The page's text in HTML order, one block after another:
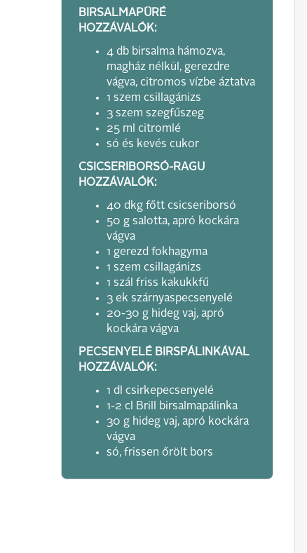
BIRSALMAPÜRÉ
HOZZÁVALÓK:
4 db birsalma hámozva,
magház nélkül, gerezdre
vágva, citromos vízbe áztatva
1 szem csillagánizs
3 szem szegfűszeg
25 ml citromlé
só és kevés cukor
CSICSERIBORSÓ-RAGU
HOZZÁVALÓK:
40 dkg főtt csicseriborsó
50 g salotta, apró kockára
vágva
1 gerezd fokhagyma
1 szem csillagánizs
1 szál friss kakukkfű
3 ek szárnyaspecsenyelé
20-30 g hideg vaj, apró
kockára vágva
PECSENYELÉ BIRSPÁLINKÁVAL
HOZZÁVALÓK:
1 dl csirkepecsenyelé
1-2 cl Brill birsalmapálinka
30 g hideg vaj, apró kockára
vágva
só, frissen őrölt bors